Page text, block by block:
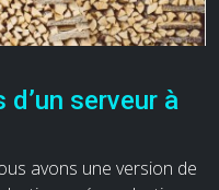
serveur à
avons une version de